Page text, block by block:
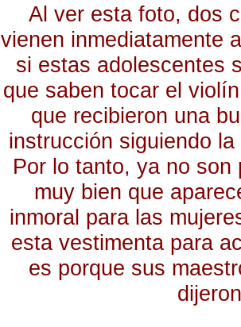
Al ver esta foto, dos
vienen inmediatamente
si estas adolescentes
que saben tocar el
que recibieron una
instrucción siguiendo
Por lo tanto, ya no son
muy bien que
inmoral para las
esta vestimenta para
es porque sus